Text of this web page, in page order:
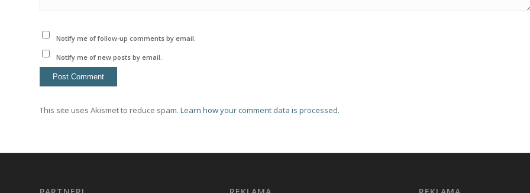
Notify me of follow-up comments by email.
Notify me of new posts by email.
This site uses Akismet to reduce spam. Learn how your comment data is processed.